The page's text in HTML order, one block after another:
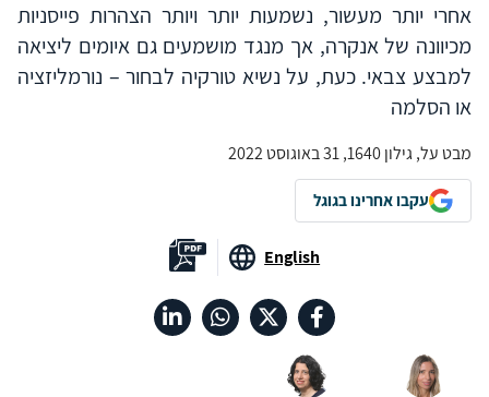
אחרי יותר מעשור, נשמעות יותר ויותר הצהרות פייסניות
מכיוונה של אנקרה, אך מנגד מושמעים גם איומים ליציאה
למבצע צבאי. כעת, על נשיא טורקיה לבחור – נורמליזציה
או הסלמה
מבט על, גילון 1640, 31 באוגוסט 2022
עקבו אחרינו בגוגל
English